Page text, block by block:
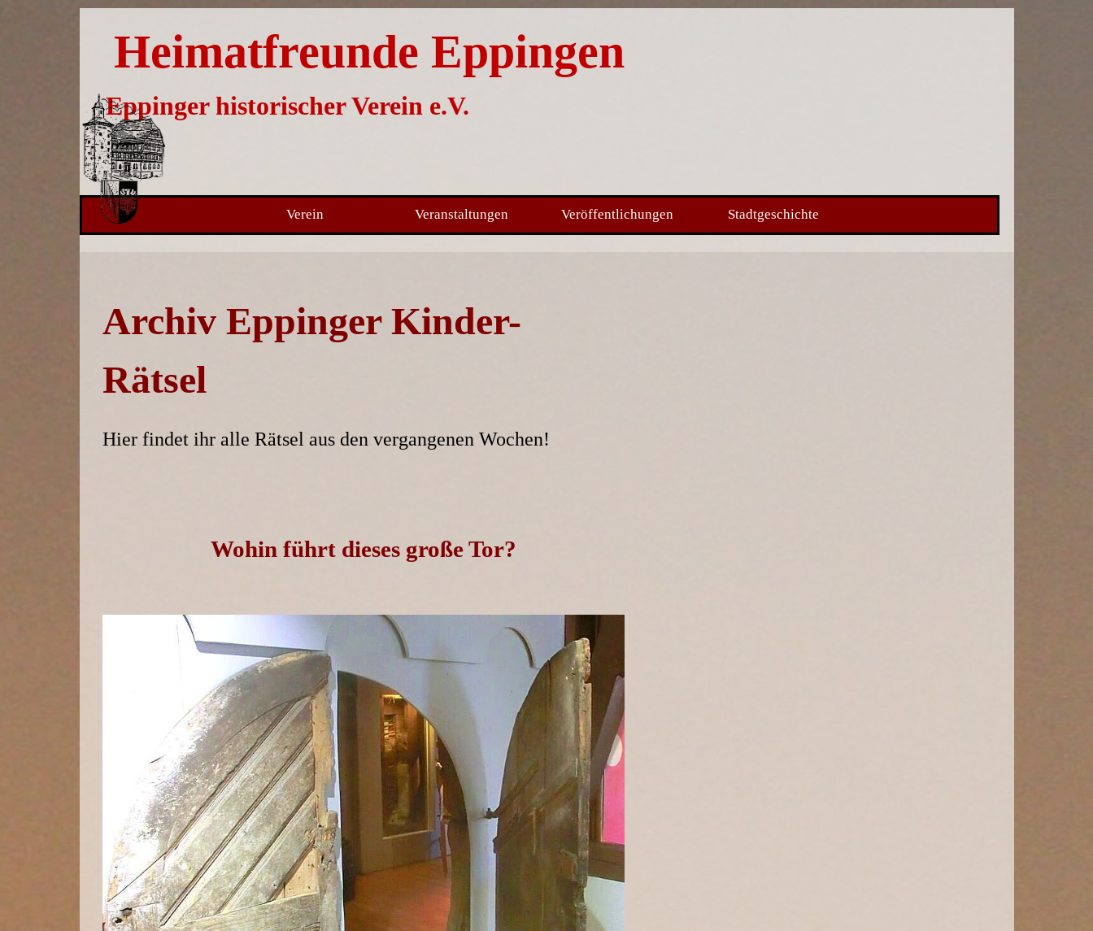
Direkt zum Seiteninhalt
Heimatfreunde Eppingen
Eppinger historischer Verein e.V.
Menü überspringen
Verein ▼
Veranstaltungen ▼
Veröffentlichungen ▼
Stadtgeschichte
Archiv Eppinger Kinder-
Rätsel
Hier findet ihr alle Rätsel aus den vergangenen Wochen!
Wohin führt dieses große Tor?